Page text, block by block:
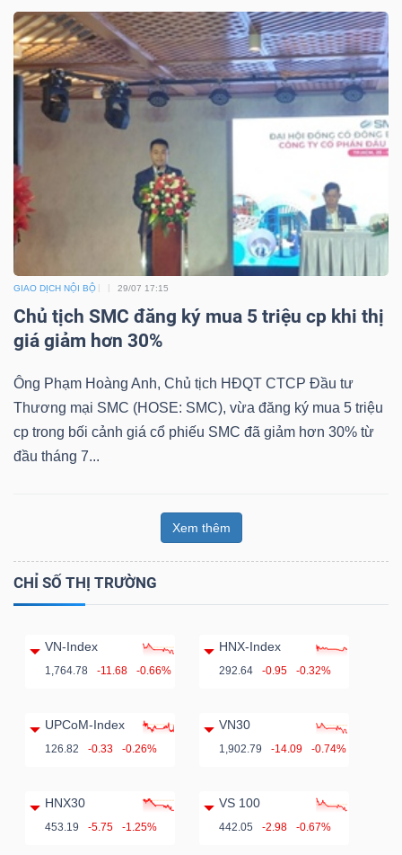
GIAO DỊCH NỘI BỘ 29/07 17:15
Chủ tịch SMC đăng ký mua 5 triệu cp khi thị
giá giảm hơn 30%
Ông Phạm Hoàng Anh, Chủ tịch HĐQT CTCP Đầu tư
Thương mại SMC (HOSE: SMC), vừa đăng ký mua 5 triệu
cp trong bối cảnh giá cổ phiếu SMC đã giảm hơn 30% từ
đầu tháng 7...
Xem thêm
CHỈ SỐ THỊ TRƯỜNG
VN-Index
1,764.78 -11.68 -0.66%
HNX-Index
292.64 -0.95 -0.32%
UPCoM-Index
126.82 -0.33 -0.26%
VN30
1,902.79 -14.09 -0.74%
HNX30
453.19 -5.75 -1.25%
VS 100
442.05 -2.98 -0.67%